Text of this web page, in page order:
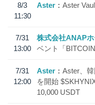
8/3
11:30
Aster Aster
7/31
13:00
株式会社ANAP
ベント「
7/31
12:00
Aster
Aster、
を開始
10,000 USDT